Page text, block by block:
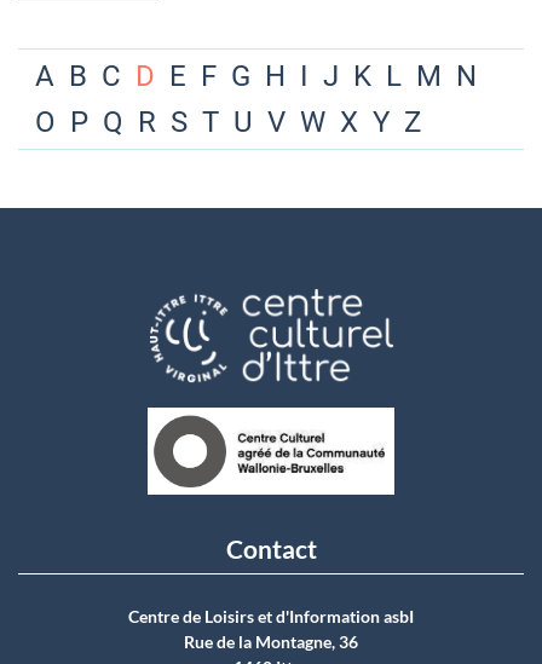
A B C D E F G H I J K L M N
O P Q R S T U V W X Y Z
Contact
Centre de Loisirs et d'Information asbI
Rue de la Montagne, 36